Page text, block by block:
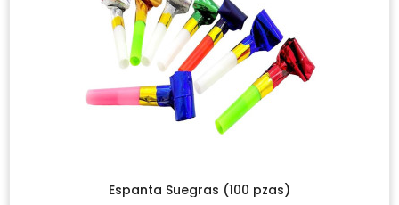
Espanta Suegras (100 pzas)